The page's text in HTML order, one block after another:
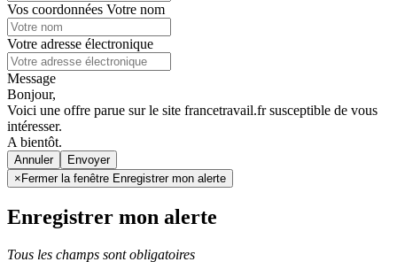
Vos coordonnées Votre nom
Votre adresse électronique
Message
Bonjour,
Voici une offre parue sur le site francetravail.fr susceptible de vous
intéresser.
A bientôt.
Annuler
× Fermer la fenêtre Enregistrer mon alerte
Enregistrer mon alerte
Tous les champs sont obligatoires